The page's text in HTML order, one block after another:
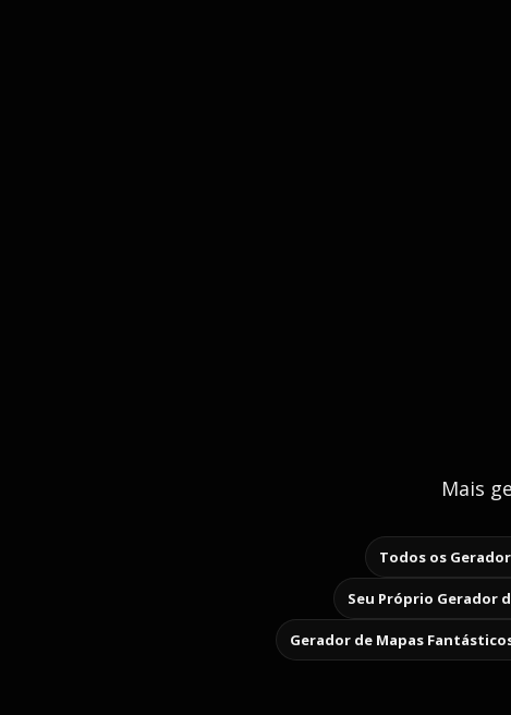
Mais
Todos os
Seu Próprio Gerador
Gerador de Mapas